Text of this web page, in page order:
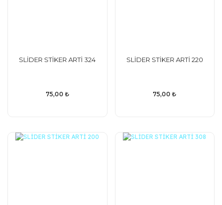
SLİDER STİKER ARTİ 324
75,00 ₺
SLİDER STİKER ARTİ 220
75,00 ₺